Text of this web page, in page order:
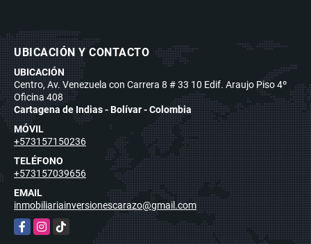
UBICACIÓN Y CONTACTO
UBICACIÓN
Centro, Av. Venezuela con Carrera 8 # 33 10 Edif. Araujo Piso 4º
Oficina 408
Cartagena de Indias - Bolívar - Colombia
MÓVIL
+573157150236
TELÉFONO
+573157039656
EMAIL
inmobiliariainversionescarazo@gmail.com
FacebookInstagram
TikTok